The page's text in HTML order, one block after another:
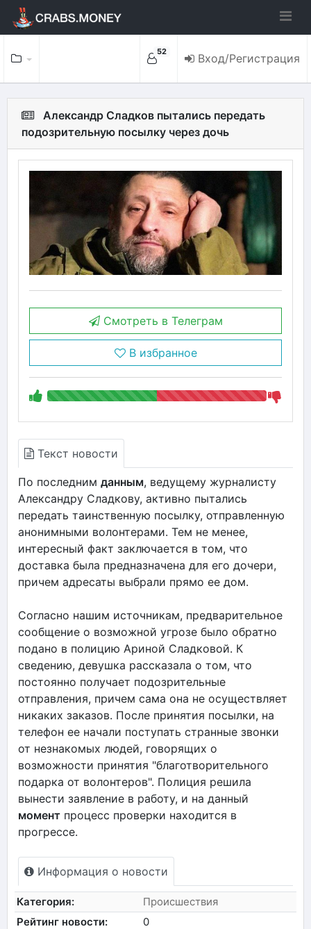
52 Вход/Регистрация
Александр Сладков пытались передать
подозрительную посылку через дочь
Смотреть в Телеграм
В избранное
Текст новости
По последним данным, ведущему журналисту
Александру Сладкову, активно пытались
передать таинственную посылку, отправленную
анонимными волонтерами. Тем не менее,
интересный факт заключается в том, что
доставка была предназначена для его дочери,
причем адресаты выбрали прямо ее дом.
Согласно нашим источникам, предварительное
сообщение о возможной угрозе было обратно
подано в полицию Ариной Сладковой. К
сведению, девушка рассказала о том, что
постоянно получает подозрительные
отправления, причем сама она не осуществляет
никаких заказов. После принятия посылки, на
телефон ее начали поступать странные звонки
от незнакомых людей, говорящих о
возможности принятия "благотворительного
подарка от волонтеров". Полиция решила
вынести заявление в работу, и на данный
момент процесс проверки находится в
прогрессе.
Информация о новости
Категория:
Происшествия
Рейтинг новости:
0